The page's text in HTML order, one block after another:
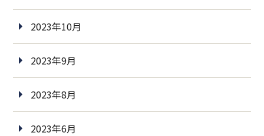
2023年10月
2023年9月
2023年8月
2023年6月